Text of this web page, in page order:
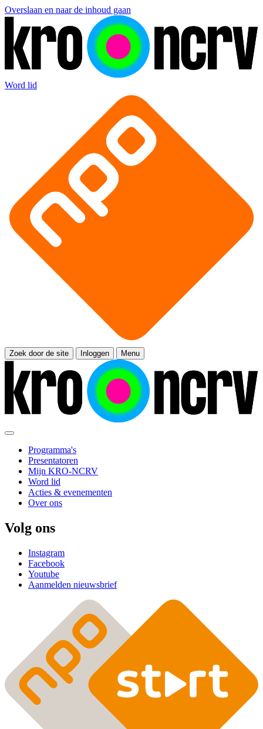
Overslaan en naar de inhoud gaan
Word lid
Zoek door de site Inloggen Menu
Programma's
Presentatoren
Mijn KRO-NCRV
Word lid
Acties & evenementen
Over ons
Volg ons
Instagram
Facebook
Youtube
Aanmelden nieuwsbrief